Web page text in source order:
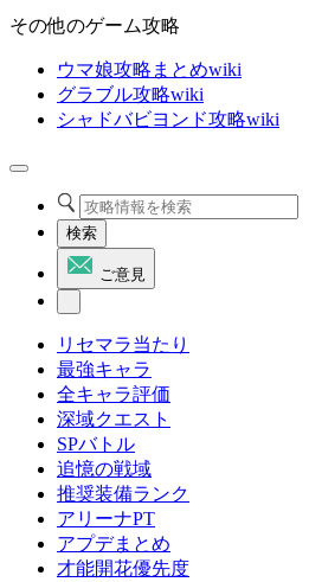
その他のゲーム攻略
ウマ娘攻略まとめwiki
グラブル攻略wiki
シャドバビヨンド攻略wiki
検索
ご意見
リセマラ当たり
最強キャラ
全キャラ評価
深域クエスト
SPバトル
追憶の戦域
推奨装備ランク
アリーナPT
アプデまとめ
才能開花優先度